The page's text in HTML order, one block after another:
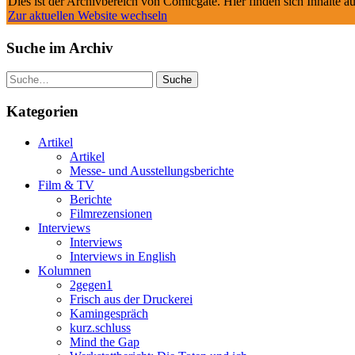
Zur aktuellen Website wechseln
Suche im Archiv
Suche
Kategorien
Artikel
Artikel
Messe- und Ausstellungsberichte
Film & TV
Berichte
Filmrezensionen
Interviews
Interviews
Interviews in English
Kolumnen
2gegen1
Frisch aus der Druckerei
Kamingespräch
kurz.schluss
Mind the Gap